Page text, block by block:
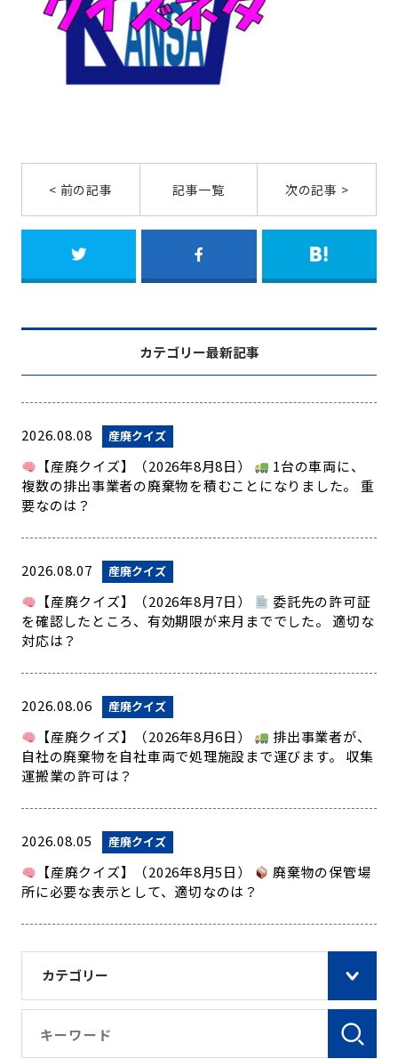
カテゴリー
< 前の記事 記事一覧 次の記事 >
カテゴリー最新記事
2026.08.08 産廃クイズ
【産廃クイズ】（2026年8月8日）
1台の車両に、
複数の排出事業者の廃棄物を積むことになりました。 重
要なのは？
2026.08.07 産廃クイズ
【産廃クイズ】（2026年8月7日）
委託先の許可証
を確認したところ、有効期限が来月まででした。 適切な
対応は？
2026.08.06 産廃クイズ
【産廃クイズ】（2026年8月6日）
排出事業者が、
自社の廃棄物を自社車両で処理施設まで運びます。 収集
運搬業の許可は？
2026.08.05 産廃クイズ
【産廃クイズ】（2026年8月5日）
廃棄物の保管場
所に必要な表示として、適切なのは？